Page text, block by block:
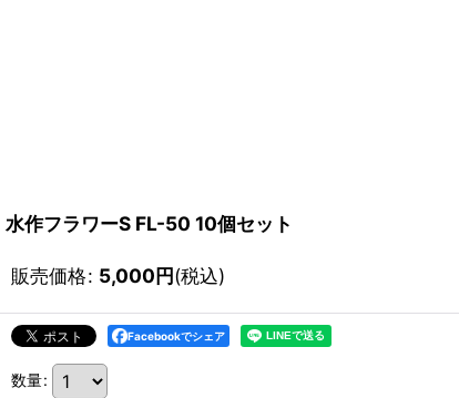
水作フラワーS FL-50 10個セット
販売価格: 5,000円(税込)
Facebookでシェア
数量: